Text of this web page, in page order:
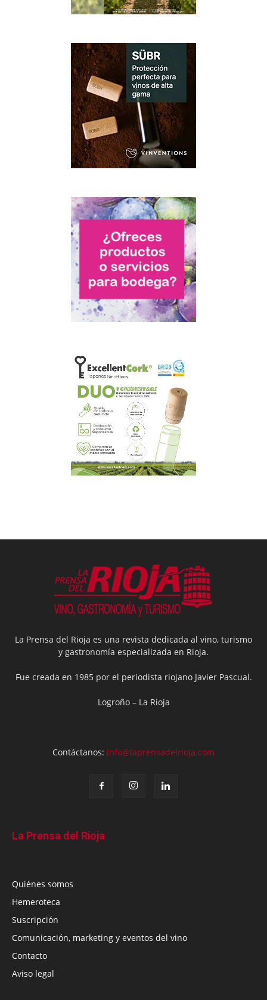
La Prensa del Rioja es una revista dedicada al vino, turismo
y gastronomía especializada en Rioja.
Fue creada en 1985 por el periodista riojano Javier Pascual.
Logroño – La Rioja
Contáctanos: info@laprensadelrioja.com
La Prensa del Rioja
Quiénes somos
Hemeroteca
Suscripción
Comunicación, marketing y eventos del vino
Contacto
Aviso legal